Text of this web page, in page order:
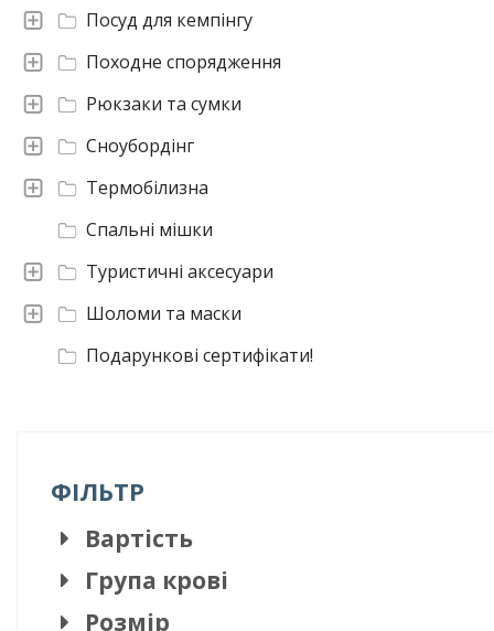
Подарункові сертифікати!
Шоломи та маски
Туристичні аксесуари
Спальні мішки
Термобілизна
Сноубордінг
Рюкзаки та сумки
Походне спорядження
Посуд для кемпінгу
ФІЛЬТР
Вартість
Група крові
Розмір